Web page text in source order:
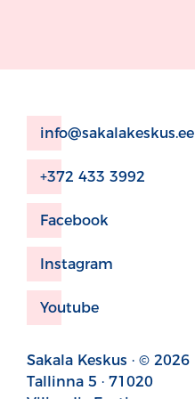
info@sakalakeskus.ee
+372 433 3992
Facebook
Instagram
Youtube
Sakala Keskus · © 2026
Tallinna 5 · 71020